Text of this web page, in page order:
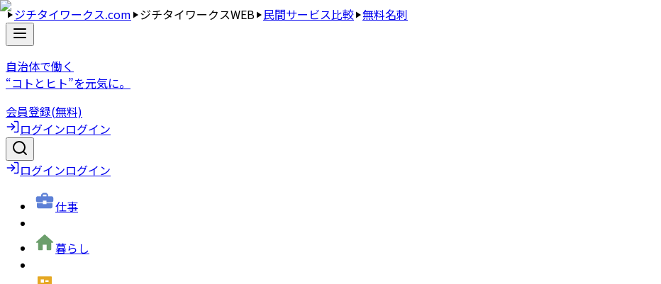
ジチタイワークス.com ジチタイワークスWEB 民間サービス比較 無料名刺
自治体で働く
“コトとヒト”を元気に。
会員登録(無料)
ログインログイン
ログインログイン
仕事
暮らし